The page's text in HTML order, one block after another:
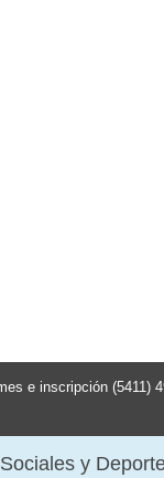
e inscripción (5411)
y